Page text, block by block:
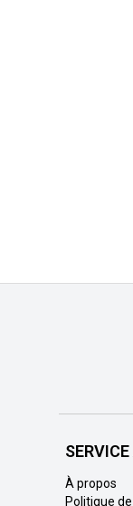
À propos
Politique